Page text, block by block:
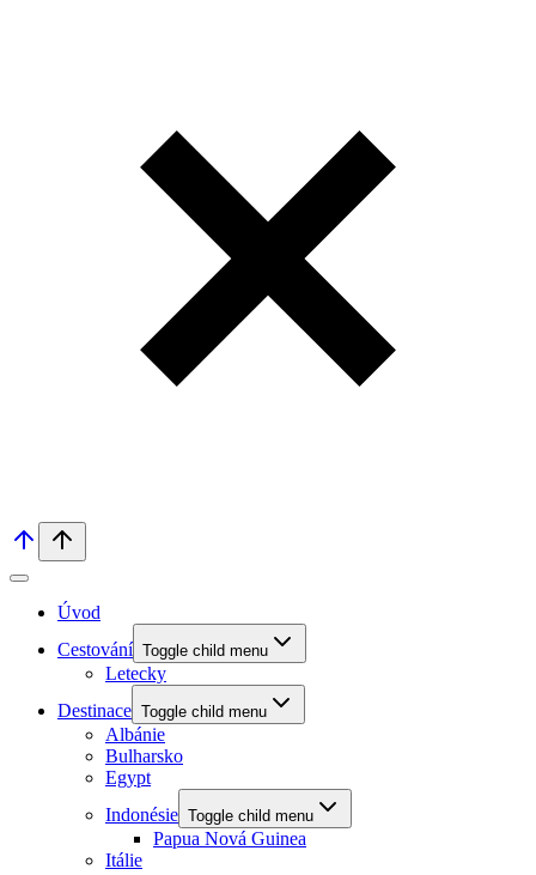
Úvod
Cestování Toggle child menu
Letecky
Destinace Toggle child menu
Albánie
Bulharsko
Egypt
Indonésie Toggle child menu
Papua Nová Guinea
Itálie